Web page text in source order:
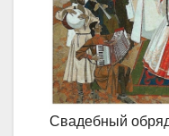
Свадебный